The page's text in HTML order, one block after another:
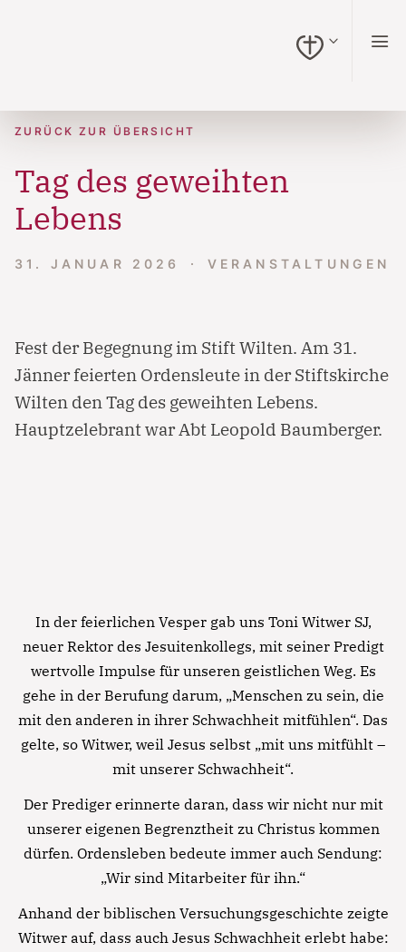
ZURÜCK ZUR ÜBERSICHT
Tag des geweihten
Lebens
31. JANUAR 2026 VERANSTALTUNGEN
Fest der Begegnung im Stift Wilten. Am 31.
Jänner feierten Ordensleute in der Stiftskirche
Wilten den Tag des geweihten Lebens.
Hauptzelebrant war Abt Leopold Baumberger.
In der feierlichen Vesper gab uns Toni Witwer SJ,
neuer Rektor des Jesuitenkollegs, mit seiner Predigt
wertvolle Impulse für unseren geistlichen Weg. Es
gehe in der Berufung darum, „Menschen zu sein, die
mit den anderen in ihrer Schwachheit mitfühlen“. Das
gelte, so Witwer, weil Jesus selbst „mit uns mitfühlt –
mit unserer Schwachheit“.
Der Prediger erinnerte daran, dass wir nicht nur mit
unserer eigenen Begrenztheit zu Christus kommen
dürfen. Ordensleben bedeute immer auch Sendung:
„Wir sind Mitarbeiter für ihn.“
Anhand der biblischen Versuchungsgeschichte zeigte
Witwer auf, dass auch Jesus Schwachheit erlebt habe: